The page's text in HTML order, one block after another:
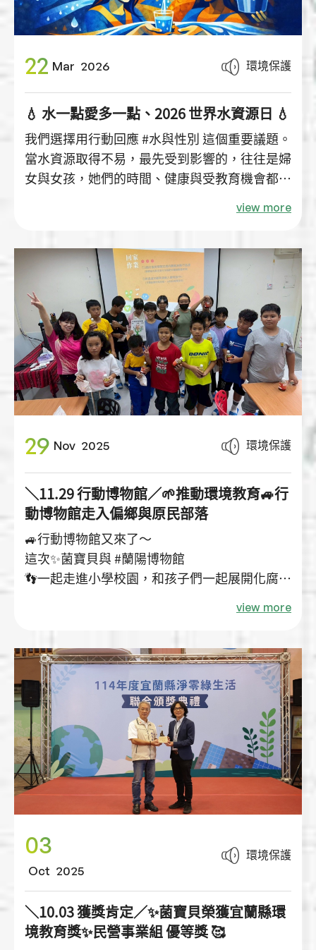
22 Mar 2026 環境保護
💧 水一點愛多一點、2026 世界水資源日 💧
我們選擇用行動回應 #水與性別 這個重要議題。
當水資源取得不易，最先受到影響的，往往是婦
女與女孩，她們的時間、健康與受教育機會都因
view more
29 Nov 2025 環境保護
＼11.29 行動博物館／🌱推動環境教育🚙行
動博物館走入偏鄉與原民部落
🚙行動博物館又來了～
這次✨菌寶貝與 #蘭陽博物館
👣一起走進小學校園，和孩子們一起展開化腐朽
運用微生物特性🦠就能將日常的生廚餘變身為居
家清潔的好幫手喔！
view more
03
Oct 2025
環境保護
＼10.03 獲獎肯定／✨菌寶貝榮獲宜蘭縣環
境教育獎✨民營事業組 優等獎 🥰